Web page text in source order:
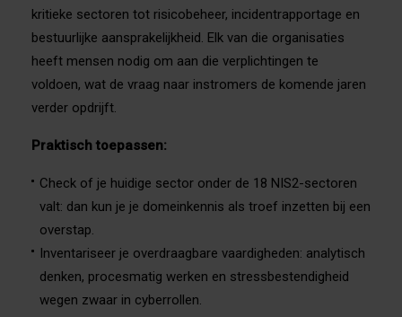
kritieke sectoren tot risicobeheer, incidentrapportage en
bestuurlijke aansprakelijkheid. Elk van die organisaties
heeft mensen nodig om aan die verplichtingen te
voldoen, wat de vraag naar instromers de komende jaren
verder opdrijft.
Praktisch toepassen:
Check of je huidige sector onder de 18 NIS2-sectoren
valt: dan kun je je domeinkennis als troef inzetten bij een
overstap.
Inventariseer je overdraagbare vaardigheden: analytisch
denken, procesmatig werken en stressbestendigheid
wegen zwaar in cyberrollen.